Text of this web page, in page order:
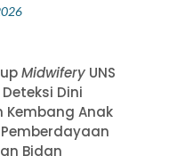
MidwiferyUNS
Dini
Kembang Anak
Bidan